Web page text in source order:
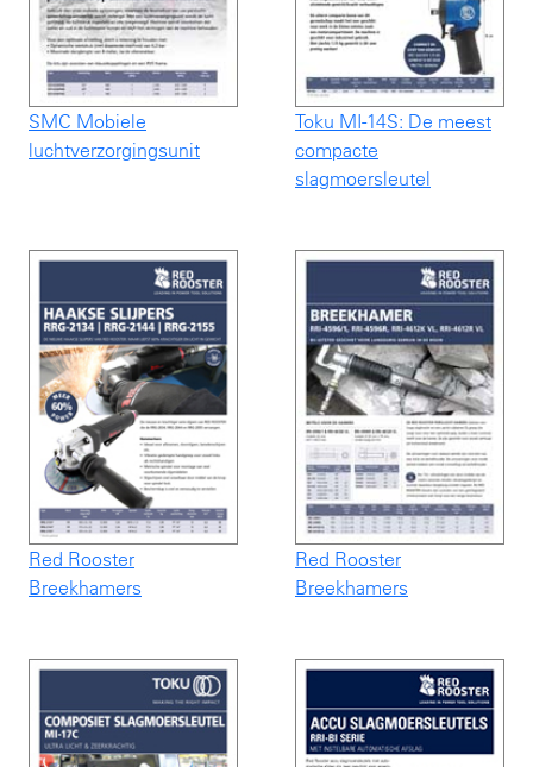
SMC Mobiele
luchtverzorgingsunit
Toku MI-14S: De meest
compacte
slagmoersleutel
Red Rooster
Breekhamers
Red Rooster
Breekhamers